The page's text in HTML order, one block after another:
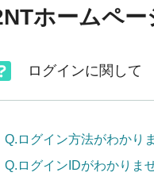
ホームペー
ログインに関して
Q.ログイン方法がわかり
Q.ログインIDがわかりま